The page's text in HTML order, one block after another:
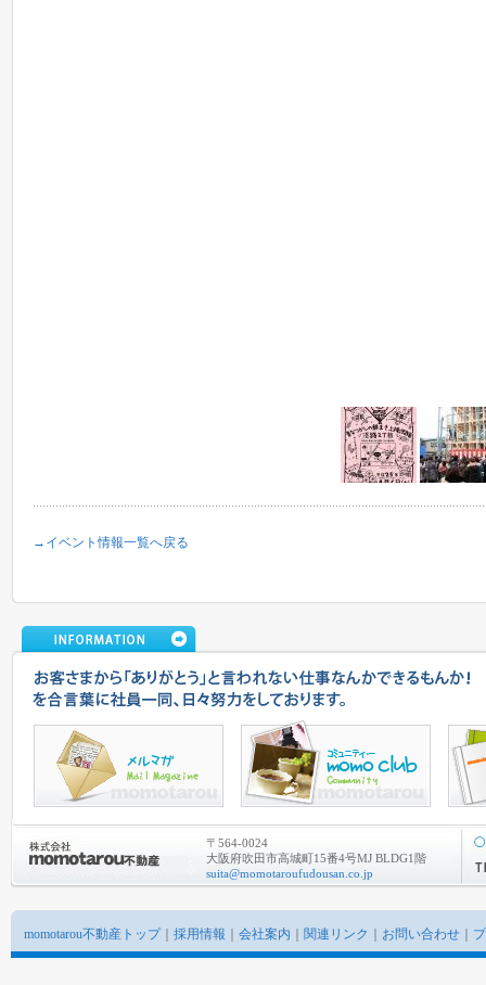
→イベント情報一覧へ戻る
〒564-0024
大阪府吹田市高城町15番4号MJ BLDG1階
suita@momotaroufudousan.co.jp
momotarou不動産トップ｜ 採用情報 会社案内 関連リンク お問い合わせ